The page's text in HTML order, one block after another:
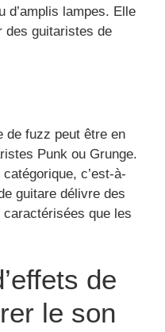
d’amplis lampes. Elle
des guitaristes de
de fuzz peut être en
Punk ou Grunge.
c’est-à-
guitare délivre des
que les
de
le son